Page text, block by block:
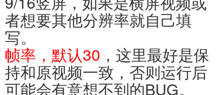
者想要其他分辨率就自己填
写。
帧率，默认30 ，这里最好是保
持和原视频一致，否则运行后
可能会有意想不到的BUG。